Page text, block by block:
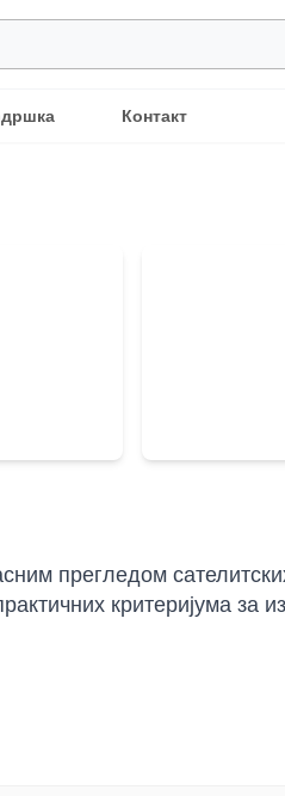
Контакт
прегледом
критеријума за